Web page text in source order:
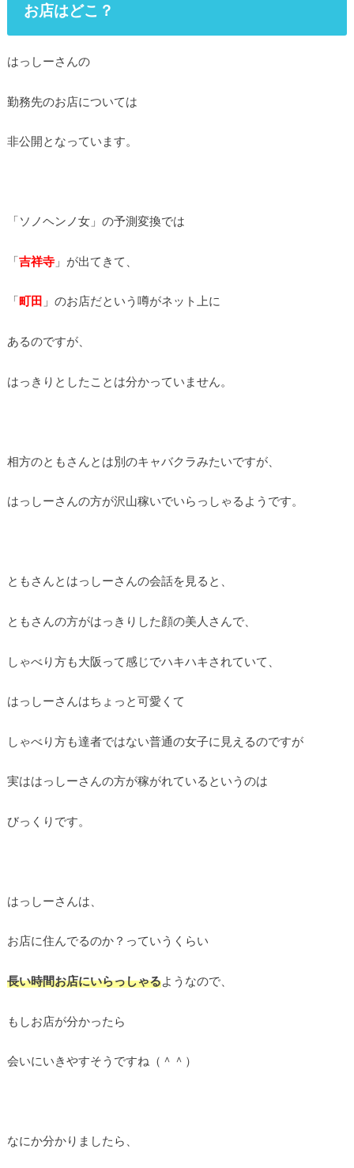
お店はどこ？
はっしーさんの
勤務先のお店については
非公開となっています。
「ソノヘンノ女」の予測変換では
「吉祥寺」が出てきて、
「町田 」のお店だという噂がネット上に
あるのですが、
はっきりとしたことは分かっていません。
相方のともさんとは別のキャバクラみたいですが、
はっしーさんの方が沢山稼いでいらっしゃるようです。
ともさんとはっしーさんの会話を見ると、
ともさんの方がはっきりした顔の美人さんで、
しゃべり方も大阪って感じでハキハキされていて、
はっしーさんはちょっと可愛くて
しゃべり方も達者ではない普通の女子に見えるのですが
実ははっしーさんの方が稼がれているというのは
びっくりです。
はっしーさんは、
お店に住んでるのか？っていうくらい
長い時間お店にいらっしゃるようなので、
もしお店が分かったら
会いにいきやすそうですね（＾＾）
なにか分かりましたら、